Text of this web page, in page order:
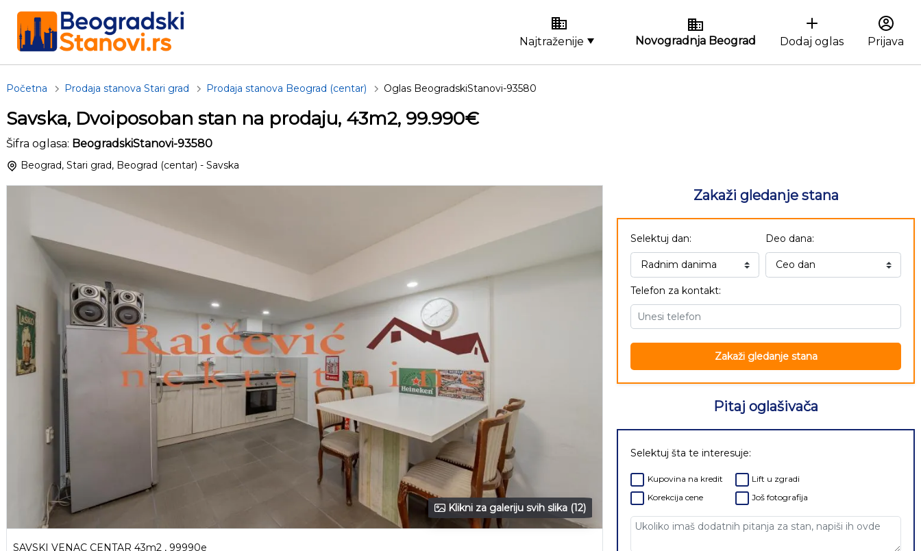
Najtraženije Novogradnja Beograd Dodaj oglas Prijava
Početna Prodaja stanova Stari grad Prodaja stanova Beograd (centar) Oglas BeogradskiStanovi-93580
Savska, Dvoiposoban stan na prodaju, 43m2, 99.990€
Šifra oglasa: BeogradskiStanovi-93580
Beograd, Stari grad, Beograd (centar) - Savska
Klikni za galeriju svih slika (12)
SAVSKI VENAC CENTAR 43m2 , 99990e
Zakaži gledanje stana
Selektuj dan: Deo dana:
Telefon za kontakt:
Zakaži gledanje stana
Pitaj oglašivača
Selektuj šta te interesuje:
Kupovina na kredit
Korekcija cene
Lift u zgradi
Još fotografija